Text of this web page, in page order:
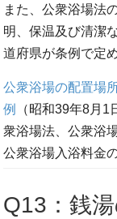
また、公衆浴場法
明、保温及び清潔
道府県が条例で定
公衆浴場の配置場
例
（昭和39年8月1
衆浴場法、公衆浴
公衆浴場入浴料金
Q13：銭